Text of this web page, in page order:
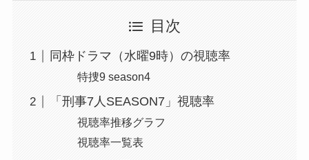
目次
同枠ドラマ（水曜9時）の視聴率
特捜9 season4
「刑事7人SEASON7」視聴率
視聴率推移グラフ
視聴率一覧表